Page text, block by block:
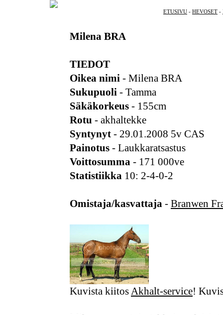
ETUSIVU - HEVOSET -
Milena BRA
TIEDOT
Oikea nimi - Milena BRA
Sukupuoli - Tamma
Säkäkorkeus - 155cm
Rotu - akhaltekke
Syntynyt - 29.01.2008 5v CAS
Painotus - Laukkaratsastus
Voittosumma - 171 000ve
Statistiikka 10: 2-4-0-2
Omistaja/kasvattaja - Branwen
Kuvista kiitos Akhalt-service!